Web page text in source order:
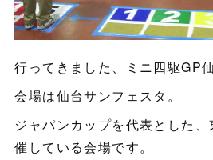
行ってきました、ミニ四駆GP仙
会場は仙台サンフェスタ。
ジャパンカップを代表とした
催している会場です。